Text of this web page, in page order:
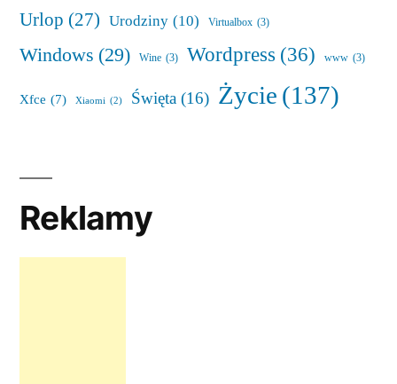
Urlop (27) Urodziny (10) Virtualbox (3)
Windows (29) Wine (3) Wordpress (36) www (3)
Xfce (7) Xiaomi (2) Święta (16) Życie(137)
Reklamy